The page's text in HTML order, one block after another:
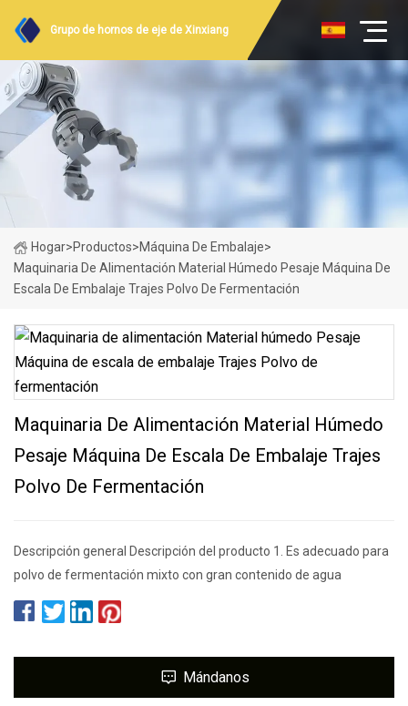
Grupo de hornos de eje de Xinxiang
Hogar>Productos>Máquina De Embalaje>
Maquinaria De Alimentación Material Húmedo Pesaje Máquina De
Escala De Embalaje Trajes Polvo De Fermentación
Maquinaria De Alimentación Material Húmedo
Pesaje Máquina De Escala De Embalaje Trajes
Polvo De Fermentación
Descripción general Descripción del producto 1. Es adecuado para
polvo de fermentación mixto con gran contenido de agua
Mándanos